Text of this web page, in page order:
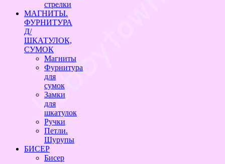
стрелки
МАГНИТЫ.
ФУРНИТУРА
Д/
ШКАТУЛОК,
СУМОК
Магниты
Фурнитура
для
сумок
Замки
для
шкатулок
Ручки
Петли.
Шурупы
БИСЕР
Бисер